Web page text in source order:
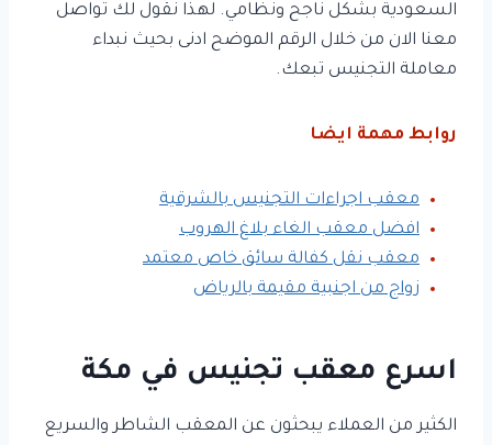
السعودية بشكل ناجح ونظامي. لهذا نقول لك تواصل
معنا الان من خلال الرقم الموضح ادنى بحيث نبداء
معاملة التجنيس تبعك.
روابط مهمة ايضا
معقب اجراءات التجنيس بالشرقية
افضل معقب الغاء بلاغ الهروب
معقب نقل كفالة سائق خاص معتمد
زواج من اجنبية مقيمة بالرياض
اسرع معقب تجنيس في مكة
الكثير من العملاء يبحثون عن المعقب الشاطر والسريع